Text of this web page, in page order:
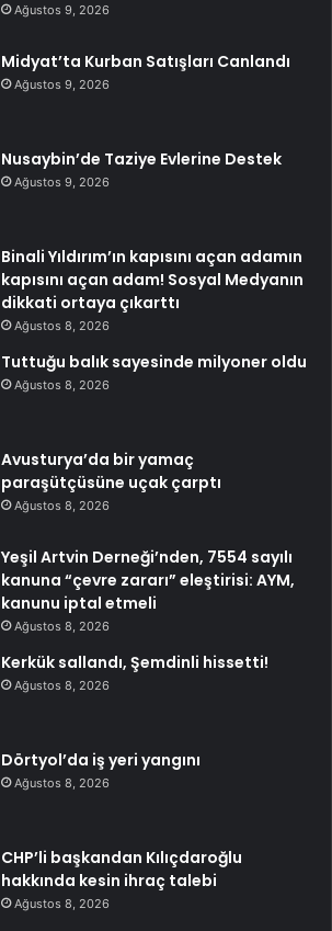
Ağustos 9, 2026
Midyat’ta Kurban Satışları Canlandı
Ağustos 9, 2026
Nusaybin’de Taziye Evlerine Destek
Ağustos 9, 2026
Binali Yıldırım’ın kapısını açan adamın
kapısını açan adam! Sosyal Medyanın
dikkati ortaya çıkarttı
Ağustos 8, 2026
Tuttuğu balık sayesinde milyoner oldu
Ağustos 8, 2026
Avusturya’da bir yamaç
paraşütçüsüne uçak çarptı
Ağustos 8, 2026
Yeşil Artvin Derneği’nden, 7554 sayılı
kanuna “çevre zararı” eleştirisi: AYM,
kanunu iptal etmeli
Ağustos 8, 2026
Kerkük sallandı, Şemdinli hissetti!
Ağustos 8, 2026
Dörtyol’da iş yeri yangını
Ağustos 8, 2026
CHP’li başkandan Kılıçdaroğlu
hakkında kesin ihraç talebi
Ağustos 8, 2026